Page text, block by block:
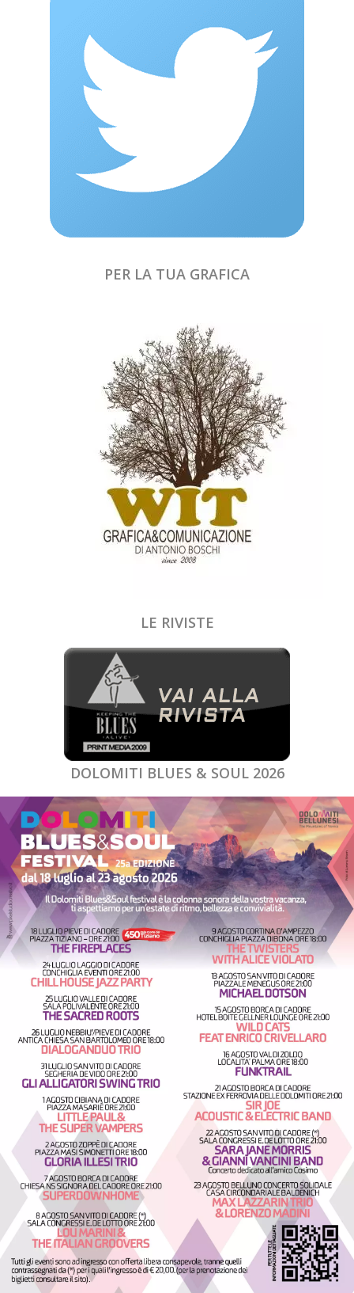
PER LA TUA GRAFICA
LE RIVISTE
DOLOMITI BLUES & SOUL 2026